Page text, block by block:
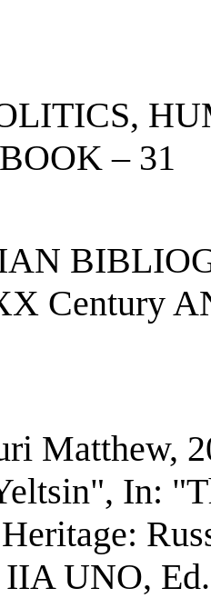
– 31
Century
Matthew,
In:
IIA UNO,